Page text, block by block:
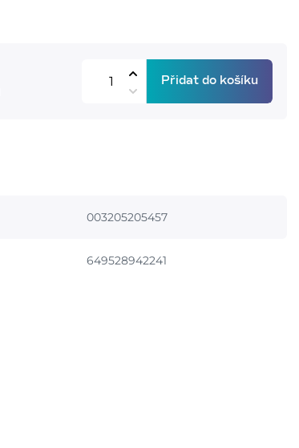
Přidat do košíku
003205205457
649528942241